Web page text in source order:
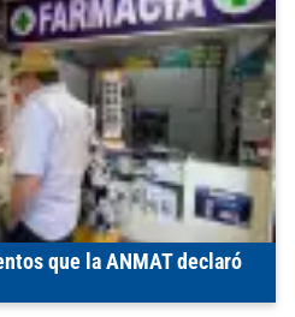
que la ANMAT declaró